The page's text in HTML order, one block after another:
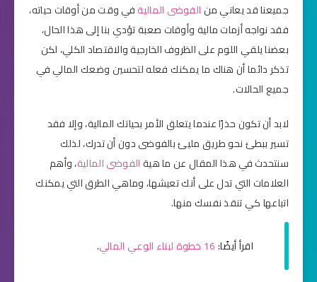
جميعنا قد يعاني من الفوضى الماليةفي وقت من أوقات حياته،
فقد نواجه أزمات مالية وأوقات صعبة تؤدي بنا إلى هذا الحال،
بعضنا يلقي اللوم على الظروف الخارجية والاقتصاد الكلي، لكن
تذكر دائما أن هناك ما يمكنك فعله لتحسين وضعك المالي في
جميع الحالات.
لابد أن تكون حذرًا عندما يتعلق الأمر بحياتك المالية، وإلا فقد
تسير ببطئ نحو طريق مليئ بالفوضى دون أن تدرك، لذلك
سنتحدث في هذا المقال عن ما هيةالفوضى المالية، وأهم
العلامات التي تدل على أنك تعيشها، وماهي الطرق التي يمكنك
اتباعها كي تنقذ نفسك منها.
اقرأ أيضًا:16 خطوة لبناء الوعي المالي .